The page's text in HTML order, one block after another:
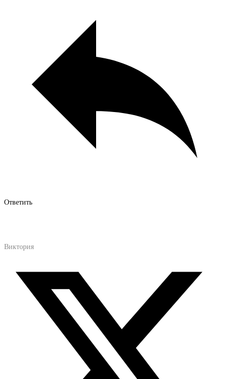
Ответить
Виктория